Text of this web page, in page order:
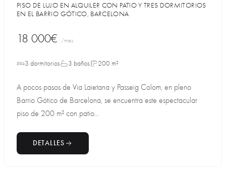
PISO DE LUJO EN ALQUILER CON PATIO Y TRES DORMITORIOS
EN EL BARRIO GÓTICO, BARCELONA
18 000€ /mes
3 dormitorios 3 baños 200 m²
A pocos pasos de Via Laietana y Passeig Colom, en pleno
Barrio Gótico de Barcelona, se encuentra este espectacular
piso de 200 m² con patio...
DETALLES